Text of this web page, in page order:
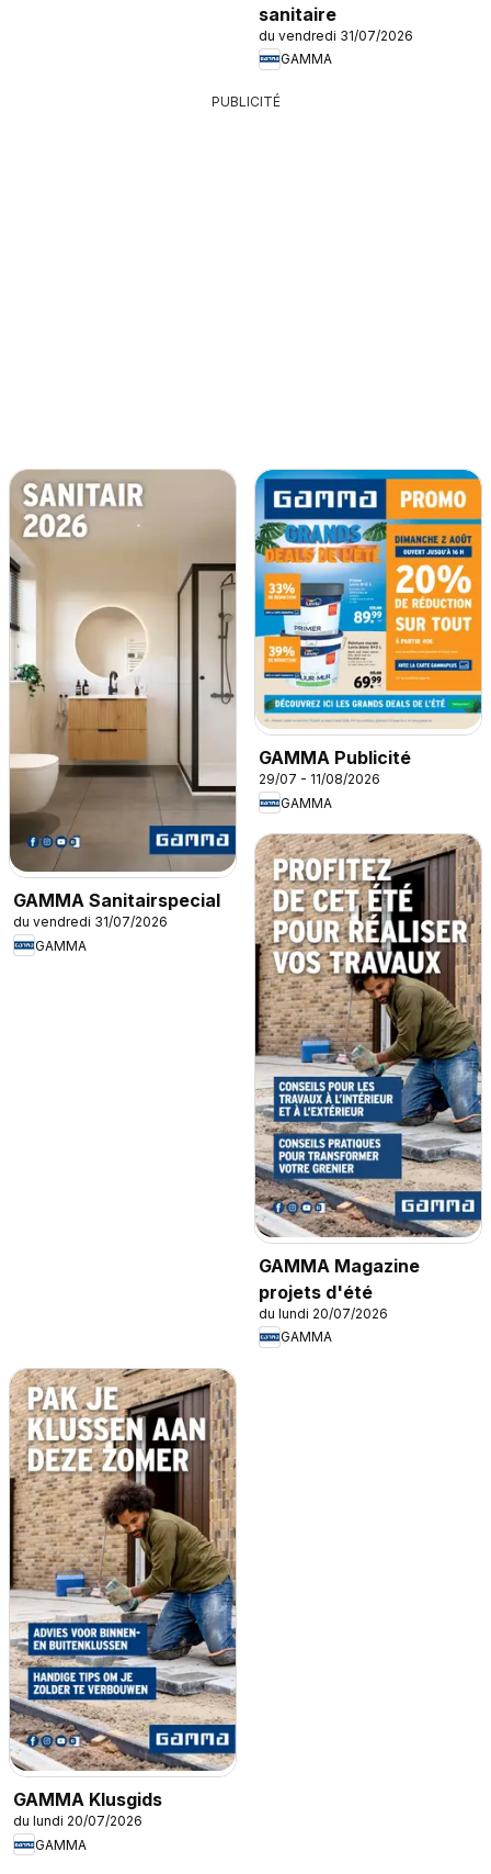
sanitaire
du vendredi 31/07/2026
GAMMA
PUBLICITÉ
GAMMA Sanitairspecial
du vendredi 31/07/2026
GAMMA
GAMMA Publicité
29/07 - 11/08/2026
GAMMA
GAMMA Magazine
projets d'été
du lundi 20/07/2026
GAMMA
GAMMA Klusgids
du lundi 20/07/2026
GAMMA